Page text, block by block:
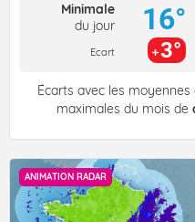
Minimale
du jour
Ecart
16°
3°
Écarts avec les
maximales du mois de
ANIMATION RADAR